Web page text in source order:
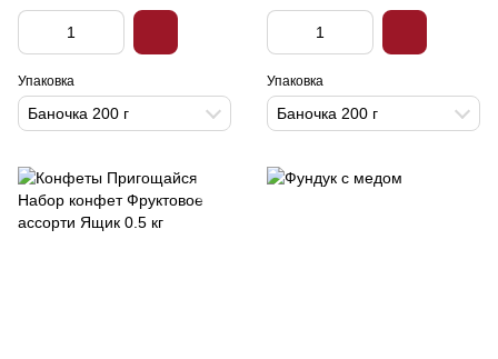
Упаковка
Баночка 200 г
Упаковка
Баночка 200 г